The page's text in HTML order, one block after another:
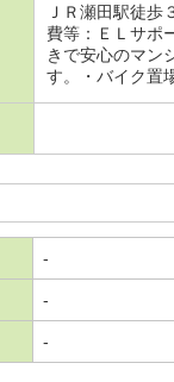
ＪＲ瀬田駅徒
費等：ＥＬサポ
きで安心のマン
す。・バイク置
-
-
-